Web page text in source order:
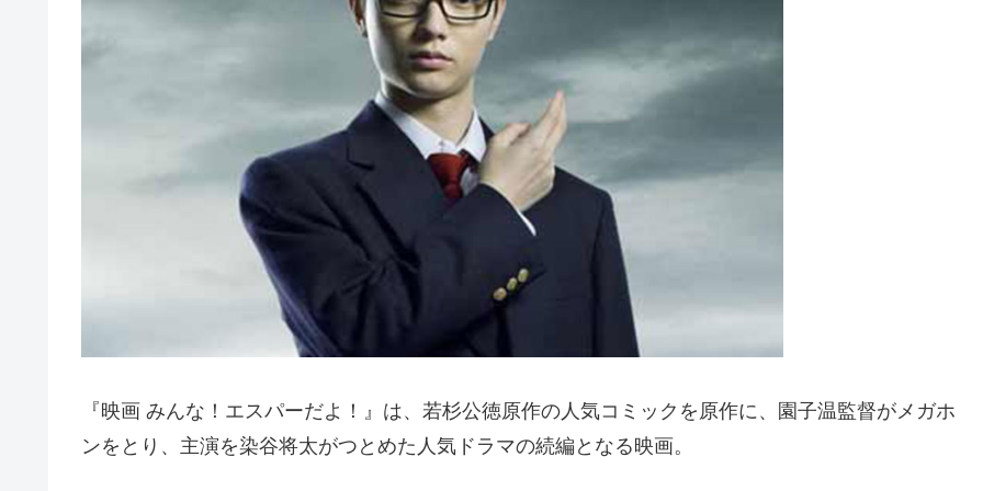
『映画 みんな！エスパーだよ！』は、若杉公徳原作の人気コミックを原作に、園子温監督がメガホ
ンをとり、主演を染谷将太がつとめた人気ドラマの続編となる映画。